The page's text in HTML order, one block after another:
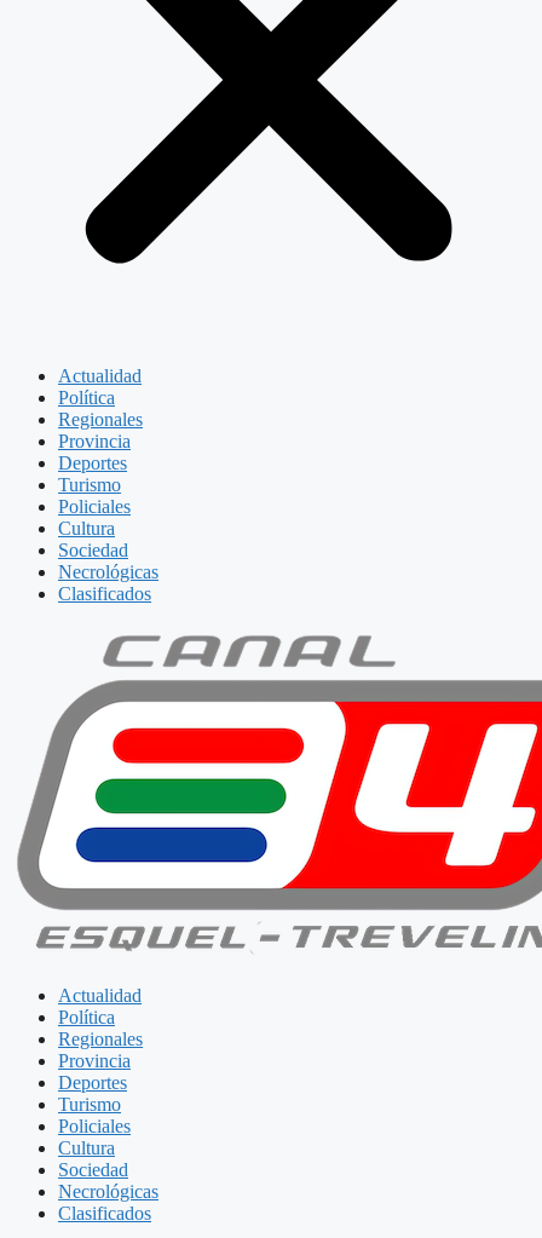
Actualidad
Política
Regionales
Provincia
Deportes
Turismo
Policiales
Cultura
Sociedad
Necrológicas
Clasificados
Actualidad
Política
Regionales
Provincia
Deportes
Turismo
Policiales
Cultura
Sociedad
Necrológicas
Clasificados